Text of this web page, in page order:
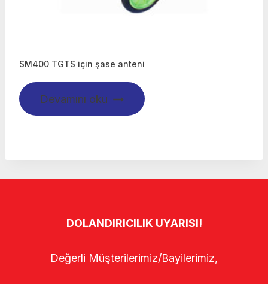
SM400 TGTS için şase anteni
Devamını oku
DOLANDIRICILIK UYARISI!
Değerli Müşterilerimiz/Bayilerimiz,